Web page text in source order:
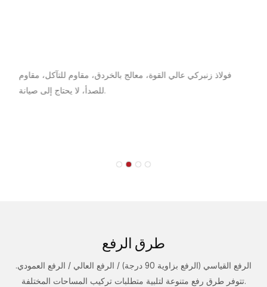
فولاذ زنبركي عالي القوة، معالج بالخردق، مقاوم للتآكل، مقاوم
للصدأ، لا يحتاج إلى صيانة.
طرق الرفع
الرفع القياسي (الرفع بزاوية 90 درجة) / الرفع العالي / الرفع العمودي.
تتوفر طرق رفع متنوعة لتلبية متطلبات تركيب المساحات المختلفة.